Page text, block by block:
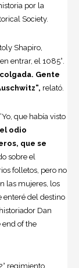
por la
Society.
Shapiro,
entrar, el 1085°.
Gente
relató.
que había visto
odio
que se
sobre el
folletos, pero no
las mujeres, los
enteré del destino
Dan
end of the
regimiento,